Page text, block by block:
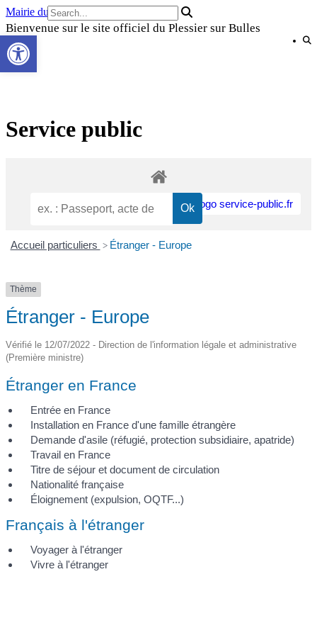
Skip
to
content
Mairie du Plessier sur Bulles
Bienvenue sur le site officiel du Plessier sur Bulles
Service public
Accueil particuliers > Étranger - Europe
Thème
Étranger - Europe
Vérifié le 12/07/2022 - Direction de l'information légale et administrative
(Première ministre)
Étranger en France
Entrée en France
Installation en France d'une famille étrangère
Demande d'asile (réfugié, protection subsidiaire, apatride)
Travail en France
Titre de séjour et document de circulation
Nationalité française
Éloignement (expulsion, OQTF...)
Français à l'étranger
Voyager à l'étranger
Vivre à l'étranger
Ouvrir la barre d’outils